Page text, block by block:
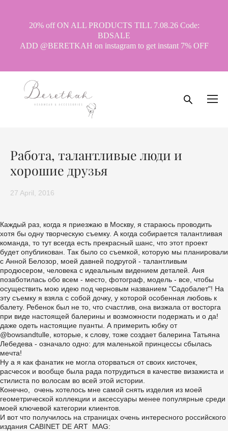
20% off ON ALL PRODUCTS TILL 7.08.26 Code:
BDSALE
ADD @BERETKAH on instagram to get instant 7% OFF
27 April, 2016
Работа, талантливые люди и
хорошие друзья
Каждый раз, когда я приезжаю в Москву, я стараюсь проводить
хотя бы одну творческую съемку. А когда собирается талантливая
команда, то тут всегда есть прекрасный шанс, что этот проект
будет опубликован. Так было со съемкой, которую мы планировали
с Анной Белозор, моей давней подругой - талантливым
продюсером, человека с идеальным видением деталей. Аня
позаботилась обо всем - место, фотограф, модель - все, чтобы
осуществить мою идею под черновым названием "Садобалет"! На
эту съемку я взяла с собой дочку, у которой особенная любовь к
балету. Ребенок был не то, что счастлив, она визжала от восторга
при виде настоящей балерины и возможности подержать и о да!
даже одеть настоящие пуанты. А примерить юбку от
@bowsandtulle, которые, к слову, тоже создает балерина Татьяна
Лебедева - означало одно: для маленькой принцессы сбылась
мечта!
Ну а я как фанатик не могла оторваться от своих кисточек,
расчесок и вообще была рада потрудиться в качестве визажиста и
стилиста по волосам во всей этой истории.
Конечно, очень хотелось мне самой снять изделия из моей
геометрической коллекции и аксессуары менее популярные среди
моей ключевой категории клиентов.
И вот что получилось на страницах очень интересного российского
издания CABINET DE ART MAG: